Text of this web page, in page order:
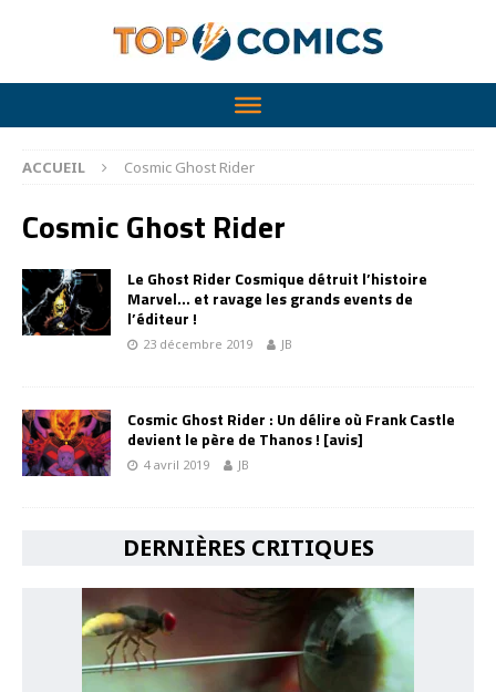
ACCUEIL Cosmic Ghost Rider
Cosmic Ghost Rider
Le Ghost Rider Cosmique détruit l’histoire
Marvel… et ravage les grands events de
l’éditeur !
23 décembre 2019 JB
Cosmic Ghost Rider : Un délire où Frank Castle
devient le père de Thanos ! [avis]
4 avril 2019 JB
DERNIÈRES CRITIQUES